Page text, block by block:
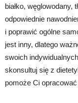
białko, węglowodany,
odpowiednie
i poprawić ogólne
jest inny, dlatego
swoich
skonsultuj się z
pomoże Ci